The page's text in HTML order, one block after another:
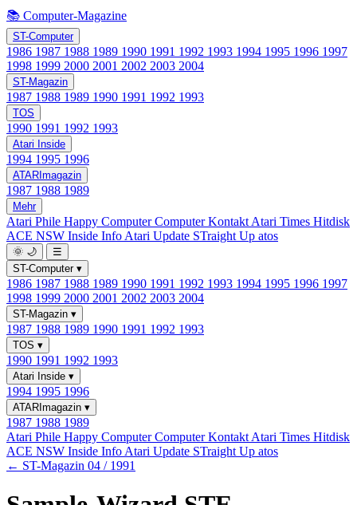
📚 Computer-Magazine
ST-Computer
1986 1987 1988 1989 1990 1991 1992 1993 1994 1995 1996 1997
1998 1999 2000 2001 2002 2003 2004
ST-Magazin
1987 1988 1989 1990 1991 1992 1993
TOS
1990 1991 1992 1993
Atari Inside
1994 1995 1996
ATARImagazin
1987 1988 1989
Mehr
Atari Phile Happy ComputerComputer Kontakt Atari Times Hitdisk
ACE NSW Inside Info Atari Update STraight Up atos
🌞 🌙
☰
ST-Computer ▾
1986 1987 1988 1989 1990 1991 1992 1993 1994 1995 1996 1997
1998 1999 2000 2001 2002 2003 2004
ST-Magazin ▾
1987 1988 1989 1990 1991 1992 1993
TOS ▾
1990 1991 1992 1993
Atari Inside ▾
1994 1995 1996
ATARImagazin ▾
1987 1988 1989
Atari Phile Happy ComputerComputer Kontakt Atari Times Hitdisk
ACE NSW Inside Info Atari Update STraight Up atos
← ST-Magazin 04 / 1991